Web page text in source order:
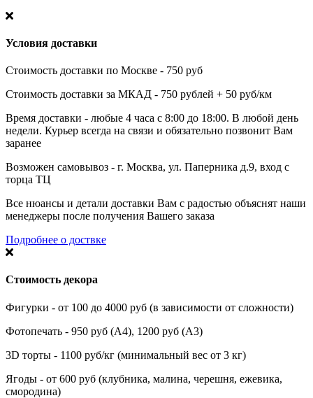
Условия доставки
Стоимость доставки по Москве - 750 руб
Стоимость доставки за МКАД - 750 рублей + 50 руб/км
Время доставки - любые 4 часа с 8:00 до 18:00. В любой день
недели. Курьер всегда на связи и обязательно позвонит Вам
заранее
Возможен самовывоз - г. Москва, ул. Паперника д.9, вход с
торца ТЦ
Все нюансы и детали доставки Вам с радостью объяснят наши
менеджеры после получения Вашего заказа
Подробнее о доствке
Стоимость декора
Фигурки - от 100 до 4000 руб (в зависимости от сложности)
Фотопечать - 950 руб (А4), 1200 руб (А3)
3D торты - 1100 руб/кг (минимальный вес от 3 кг)
Ягоды - от 600 руб (клубника, малина, черешня, ежевика,
смородина)